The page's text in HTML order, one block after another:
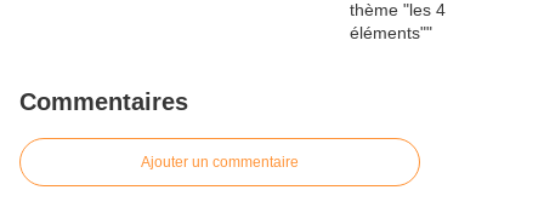
Commentaires
Ajouter un commentaire